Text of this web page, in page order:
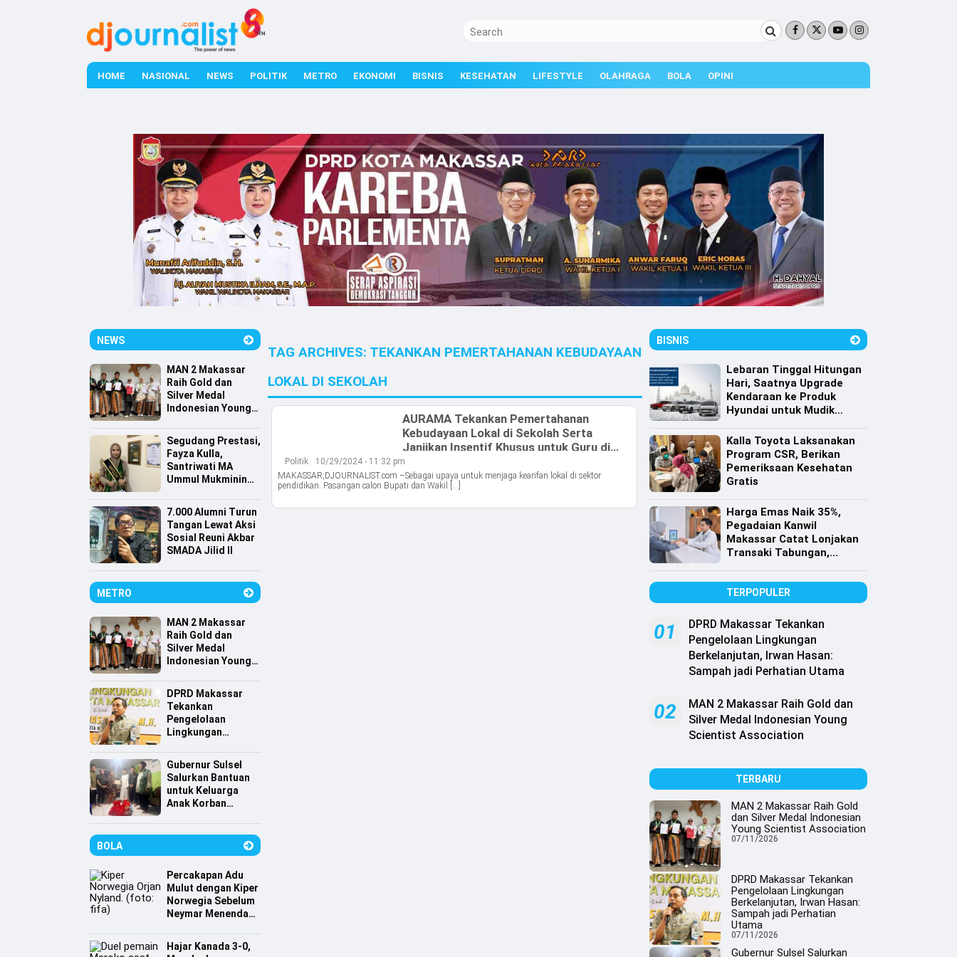
HOME NASIONAL NEWS POLITIK METRO EKONOMI BISNIS KESEHATAN LIFESTYLE OLAHRAGA BOLA OPINI
NEWS
MAN 2 Makassar
Raih Gold dan
Silver Medal
Indonesian Young
Segudang Prestasi,
Fayza Kulla,
Santriwati MA
Ummul Mukminin
Indonesia
7.000 Alumni Turun
Tangan Lewat Aksi
Sosial Reuni Akbar
SMADA Jilid II
METRO
MAN 2 Makassar
Raih Gold dan
Silver Medal
Indonesian Young
DPRD Makassar
Tekankan
Pengelolaan
Lingkungan
Sampah jadi
Perhatian Utama
Gubernur Sulsel
Salurkan Bantuan
untuk Keluarga
Anak Korban
BOLA
Percakapan Adu
Mulut dengan Kiper
Norwegia Sebelum
Neymar Menendang
Hajar Kanada 3-0,
TAG ARCHIVES: TEKANKAN PEMERTAHANAN KEBUDAYAAN
LOKAL DI SEKOLAH
AURAMA Tekankan Pemertahanan
Kebudayaan Lokal di Sekolah Serta
Janjikan Insentif Khusus untuk Guru di
Wilayah Terpencil
Politik
10/29/2024 - 11:32 pm
MAKASSAR,DJOURNALIST.com –Sebagai upaya untuk menjaga kearifan lokal di sektor
pendidikan. Pasangan calon Bupati dan Wakil […]
BISNIS
Lebaran Tinggal Hitungan
Hari, Saatnya Upgrade
Kendaraan ke Produk
Hyundai untuk Mudik
Kalla Toyota Laksanakan
Program CSR, Berikan
Pemeriksaan Kesehatan
Gratis
Harga Emas Naik 35%,
Pegadaian Kanwil
Makassar Catat Lonjakan
Transaki Tabungan,
TERPOPULER
01
DPRD Makassar Tekankan
Pengelolaan Lingkungan
Berkelanjutan, Irwan Hasan:
Sampah jadi Perhatian Utama
02
MAN 2 Makassar Raih Gold dan
Silver Medal Indonesian Young
Scientist Association
TERBARU
MAN 2 Makassar Raih Gold
dan Silver Medal Indonesian
Young Scientist Association
07/11/2026
DPRD Makassar Tekankan
Pengelolaan Lingkungan
Berkelanjutan, Irwan Hasan:
Sampah jadi Perhatian
Utama
07/11/2026
Gubernur Sulsel Salurkan